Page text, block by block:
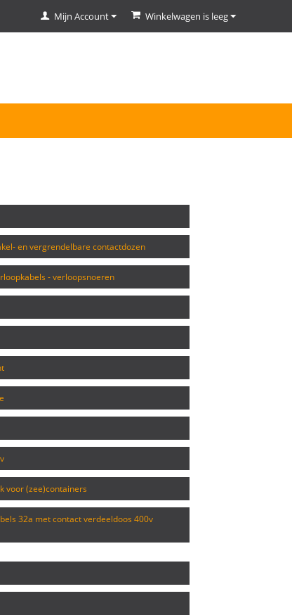
Winkelwagen is leeg
Mijn Account
en vergrendelbare contactdozen
- verloopsnoeren
voor (zee)containers